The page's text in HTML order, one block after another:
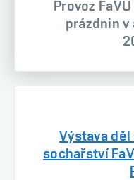
Provoz
prázdnin
Výstava
sochařství